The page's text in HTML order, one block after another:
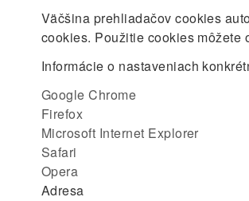
Väčšina prehliadačov cookies
cookies. Použitie cookies môžete
Informácie o nastaveniach
Google Chrome
Firefox
Microsoft Internet Explorer
Safari
Opera
Adresa